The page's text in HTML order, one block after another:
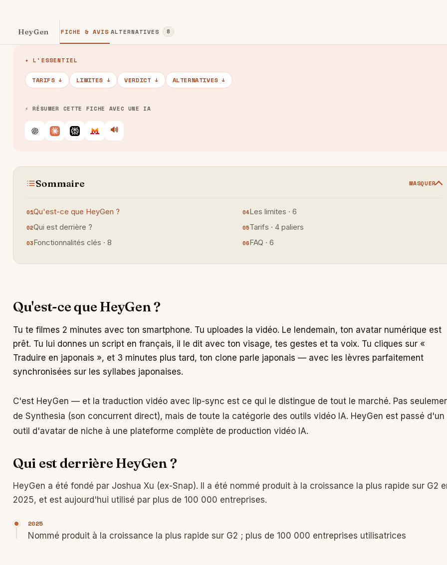
HeyGen FICHE & AVIS ALTERNATIVES 8
✦ L'ESSENTIEL
TARIFS ↓ LIMITES ↓ VERDICT ↓ ALTERNATIVES ↓
⚡ RÉSUMER CETTE FICHE AVEC UNE IA
ChatGPTClaudePerplexityLe Chat
🔊
Écouter
Sommaire MASQUER
Qu'est-ce que HeyGen ?
Qui est derrière ?
Fonctionnalités clés · 8
Les limites · 6
Tarifs · 4 paliers
FAQ · 6
Qu'est-ce que HeyGen ?
Tu te filmes 2 minutes avec ton smartphone. Tu uploades la vidéo. Le lendemain, ton avatar numérique est
prêt. Tu lui donnes un script en français, il le dit avec ton visage, tes gestes et ta voix. Tu cliques sur «
Traduire en japonais », et 3 minutes plus tard, ton clone parle japonais — avec les lèvres parfaitement
synchronisées sur les syllabes japonaises.
C'est HeyGen — et la traduction vidéo avec lip-sync est ce qui le distingue de tout le marché. Pas
de Synthesia (son concurrent direct), mais de toute la catégorie des outils vidéo IA. HeyGen est passé d'un
outil d'avatar de niche à une plateforme complète de production vidéo IA.
Qui est derrière HeyGen ?
HeyGen a été fondé par Joshua Xu (ex-Snap). Il a été nommé produit à la croissance la plus rapide sur G2
2025, et est aujourd'hui utilisé par plus de 100 000 entreprises.
2025
Nommé produit à la croissance la plus rapide sur G2 ; plus de 100 000 entreprises utilisatrices